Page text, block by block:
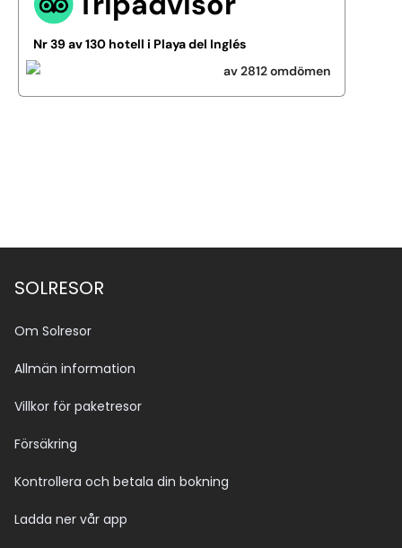
Nr 39 av 130 hotell i Playa del Inglés
av 2812 omdömen
SOLRESOR
Om Solresor
Allmän information
Villkor för paketresor
Försäkring
Kontrollera och betala din bokning
Ladda ner vår app